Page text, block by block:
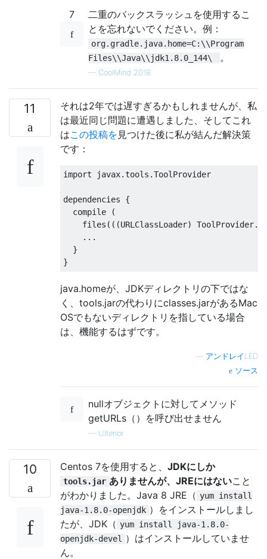
7
二重のバックスラッシュを使用するこ
とを忘れないでください。例：
org.gradle.java.home=C:\\Program
Files\\Java\\jdk1.8.0_144\
。
— CoolMind 2018
11
それは2年では遅すぎるかもしれませんが、私
は最近同じ問題に遭遇しました、そしてこれ
はこの投稿を 見つけた後に私が結んだ解決策
です：
import javax.tools .ToolProvider
dependencies {
  compile
(
    files
(((URLClassLoader) ToolProvider.
...
}
}
java.homeが、JDKディレクトリの下ではな
く、tools.jarの代わりにclasses.jarがあるMac
OSでもないディレクトリを指している場合
は、機能するはずです。
アンドレイLED
ソース
nullオブジェクトに対してメソッド
getURLs（）を呼び出せません
— Ulterior
10 Centos 7を使用すると、 JDKにしか
tools.jar ありませんが、JREにはないこと
がわかりました。Java 8 JRE（ yum install
java-1.8.0-openjdk ）をインストールしまし
たが、JDK（ yum install java-1.8.0-
openjdk-devel
）はインストールしていませ
ん。